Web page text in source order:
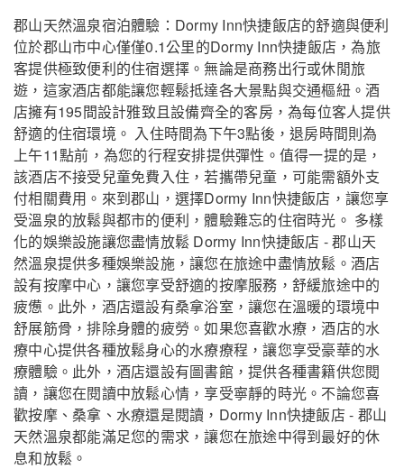
郡山天然溫泉宿泊體驗：Dormy Inn快捷飯店的舒適與便利
位於郡山市中心僅僅0.1公里的Dormy Inn快捷飯店，為旅
客提供極致便利的住宿選擇。無論是商務出行或休閒旅
遊，這家酒店都能讓您輕鬆抵達各大景點與交通樞紐。酒
店擁有195間設計雅致且設備齊全的客房，為每位客人提供
舒適的住宿環境。 入住時間為下午3點後，退房時間則為
上午11點前，為您的行程安排提供彈性。值得一提的是，
該酒店不接受兒童免費入住，若攜帶兒童，可能需額外支
付相關費用。來到郡山，選擇Dormy Inn快捷飯店，讓您享
受溫泉的放鬆與都市的便利，體驗難忘的住宿時光。 多樣
化的娛樂設施讓您盡情放鬆 Dormy Inn快捷飯店 - 郡山天
然溫泉提供多種娛樂設施，讓您在旅途中盡情放鬆。酒店
設有按摩中心，讓您享受舒適的按摩服務，舒緩旅途中的
疲憊。此外，酒店還設有桑拿浴室，讓您在溫暖的環境中
舒展筋骨，排除身體的疲勞。如果您喜歡水療，酒店的水
療中心提供各種放鬆身心的水療療程，讓您享受豪華的水
療體驗。此外，酒店還設有圖書館，提供各種書籍供您閱
讀，讓您在閱讀中放鬆心情，享受寧靜的時光。不論您喜
歡按摩、桑拿、水療還是閱讀，Dormy Inn快捷飯店 - 郡山
天然溫泉都能滿足您的需求，讓您在旅途中得到最好的休
息和放鬆。
郡山天然溫泉 快捷多美迎旅館 - Standard Sin
gle Non Smoking
關
閉